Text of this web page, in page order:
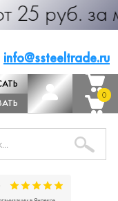
м.п.
info@ssteeltrade.ru
0
0